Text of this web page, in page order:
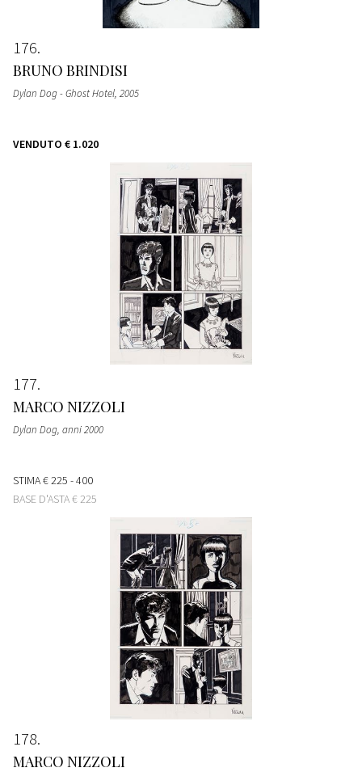
176
BRUNO BRINDISI
Dylan Dog - Ghost Hotel, 2005
VENDUTO € 1.020
177
MARCO NIZZOLI
Dylan Dog, anni 2000
STIMA€ 225 - 400
BASE D'ASTA€ 225
178
MARCO NIZZOLI